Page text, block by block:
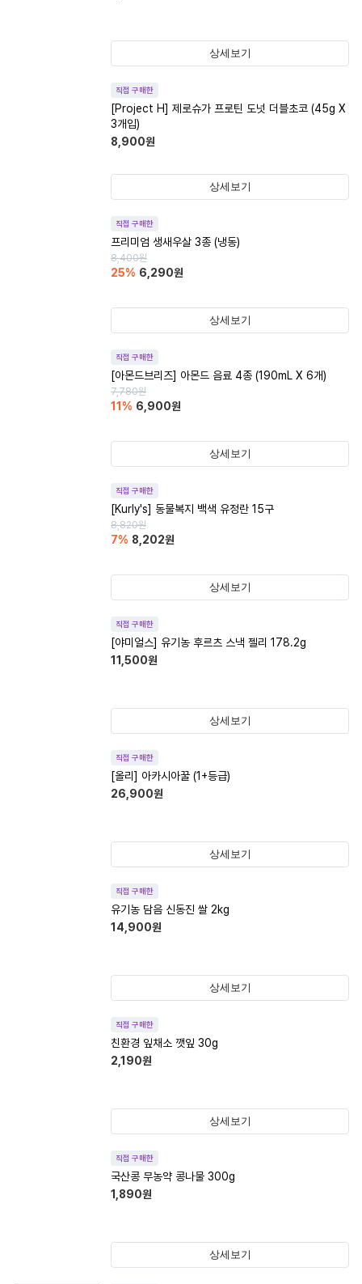
상세보기
직접 구매한
[Project H] 제로슈가 프로틴 도넛 더블초코 (45g X
3개입)
8,900원
상세보기
직접 구매한
프리미엄 생새우살 3종 (냉동)
8,400원
25% 6,290원
상세보기
직접 구매한
[아몬드브리즈] 아몬드 음료 4종 (190mL X 6개)
7,780원
11 % 6,900원
상세보기
직접 구매한
[Kurly's] 동물복지 백색 유정란 15구
8,820원
7% 8,202원
상세보기
직접 구매한
[야미얼스] 유기농 후르츠 스낵 젤리 178.2g
11,500원
상세보기
직접 구매한
[올리] 아카시아꿀 (1+등급)
26,900원
상세보기
직접 구매한
유기농 담음 신동진 쌀 2kg
14,900원
상세보기
직접 구매한
친환경 잎채소 깻잎 30g
2,190원
상세보기
직접 구매한
국산콩 무농약 콩나물 300g
1,890원
상세보기